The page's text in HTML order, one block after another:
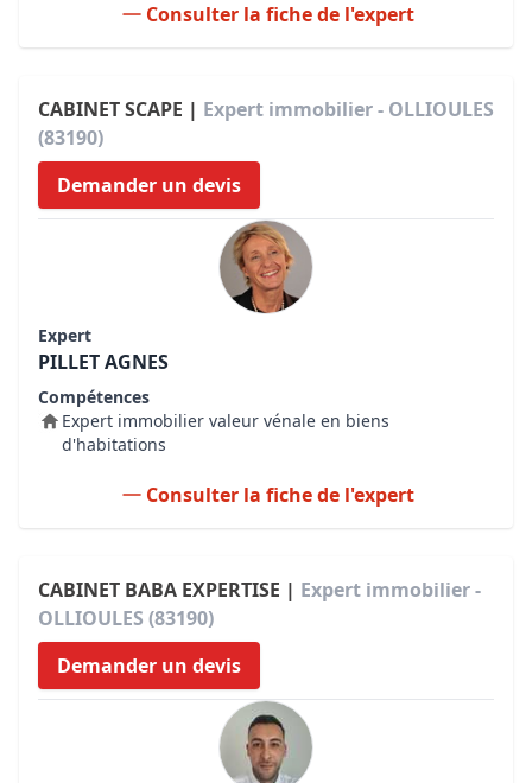
Consulter la fiche de l'expert
CABINET SCAPE | Expert immobilier - OLLIOULES
(83190)
Demander un devis
Expert
PILLET AGNES
Compétences
Expert immobilier valeur vénale en biens
d'habitations
Consulter la fiche de l'expert
CABINET BABA EXPERTISE | Expert immobilier -
OLLIOULES (83190)
Demander un devis